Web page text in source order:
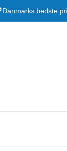
Danmarks bedste